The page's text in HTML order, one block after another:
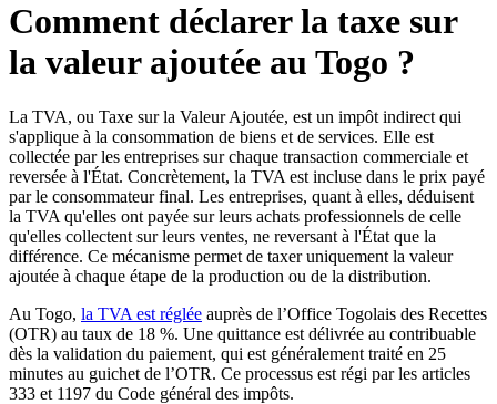
Comment déclarer la taxe sur
la valeur ajoutée au Togo ?
La TVA, ou Taxe sur la Valeur Ajoutée, est un impôt indirect qui
s'applique à la consommation de biens et de services. Elle est
collectée par les entreprises sur chaque transaction commerciale et
reversée à l'État. Concrètement, la TVA est incluse dans le prix payé
par le consommateur final. Les entreprises, quant à elles, déduisent
la TVA qu'elles ont payée sur leurs achats professionnels de celle
qu'elles collectent sur leurs ventes, ne reversant à l'État que la
différence. Ce mécanisme permet de taxer uniquement la valeur
ajoutée à chaque étape de la production ou de la distribution.
Au Togo, la TVA est réglée auprès de l’Office Togolais des Recettes
(OTR) au taux de 18 %. Une quittance est délivrée au contribuable
dès la validation du paiement, qui est généralement traité en 25
minutes au guichet de l’OTR. Ce processus est régi par les articles
333 et 1197 du Code général des impôts.